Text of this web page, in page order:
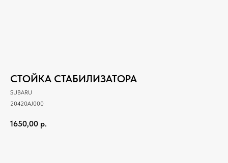
СТОЙКА СТАБИЛИЗАТОРА
SUBARU
20420AJ000
1650,00 р.